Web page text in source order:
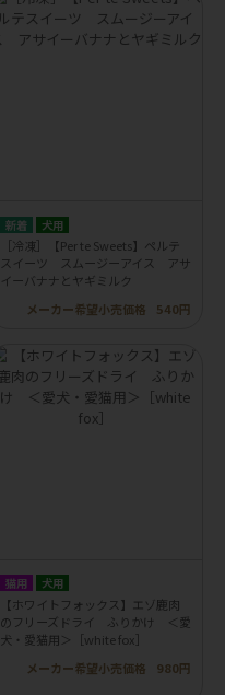
犬用
［冷凍］【Per te Sweets】ペルテ
スイーツ スムージーアイス アサ
イーバナナとヤギミルク
メーカー希望小売価格
540円
猫用 犬用
【ホワイトフォックス】エゾ鹿肉
のフリーズドライ ふりかけ ＜愛
犬・愛猫用＞［white fox］
メーカー希望小売価格
980円